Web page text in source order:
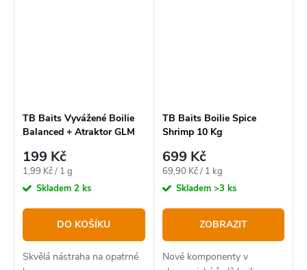
TB Baits Vyvážené Boilie
Balanced + Atraktor GLM
mm,
199 Kč
Měrná
cena:
1,99 Kč / 1 g
Skladem 2 ks
DO KOŠÍKU
Skvělá nástraha na opatrné
TB Baits Boilie Spice
Shrimp 10 Kg
699 Kč
Měrná
cena:
69,90 Kč / 1 kg
Skladem >3 ks
ZOBRAZIT
Nové komponenty v